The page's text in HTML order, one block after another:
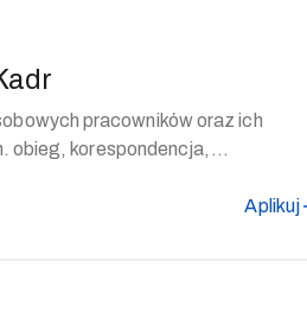
obieg, korespondencja,
Aplikuj